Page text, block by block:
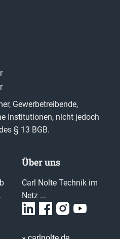
Gewerbetreibende,
Institutionen, nicht jedoch
§ 13 BGB.
Über uns
Carl Nolte Technik im
Netz ...